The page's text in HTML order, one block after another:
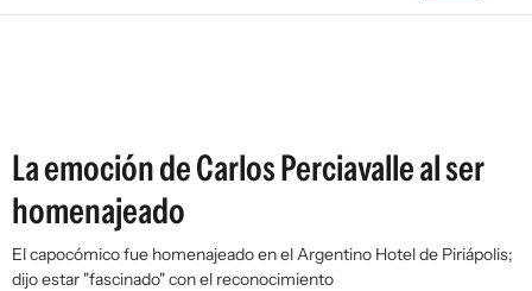
ARGENTINA
La emoción de Carlos Perciavalle al ser
homenajeado
El capocómico fue homenajeado en el Argentino Hotel de Piriápolis;
dijo estar "fascinado" con el reconocimiento